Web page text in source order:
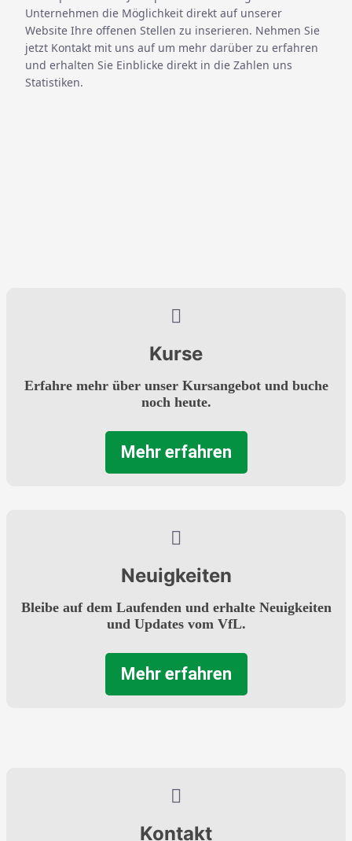
Unternehmen die Möglichkeit direkt auf unserer
Website Ihre offenen Stellen zu inserieren. Nehmen Sie
jetzt Kontakt mit uns auf um mehr darüber zu erfahren
und erhalten Sie Einblicke direkt in die Zahlen uns
Statistiken.
Kurse
Erfahre mehr über unser Kursangebot und buche
noch heute.
Mehr erfahren
Neuigkeiten
Bleibe auf dem Laufenden und erhalte Neuigkeiten
und Updates vom VfL.
Mehr erfahren
Kontakt